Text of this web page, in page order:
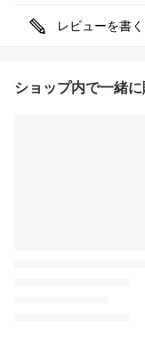
レビューを書く
ショップ内で一緒